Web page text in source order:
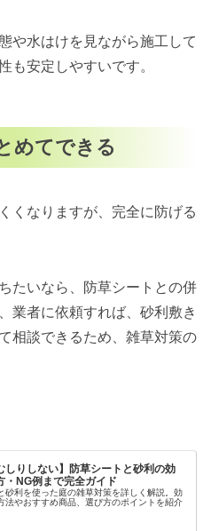
や水はけを見ながら施工して
も安定しやすいです。
めてできる
くなりますが、完全に防げる
たいなら、防草シートとの併
業者に依頼すれば、砂利敷き
相談できるため、雑草対策の
しりしない】防草シートと砂利の効
・NG例まで完全ガイド
砂利を使った庭の雑草対策を詳しく解説。効
法やおすすめ商品、選び方のポイントを紹介